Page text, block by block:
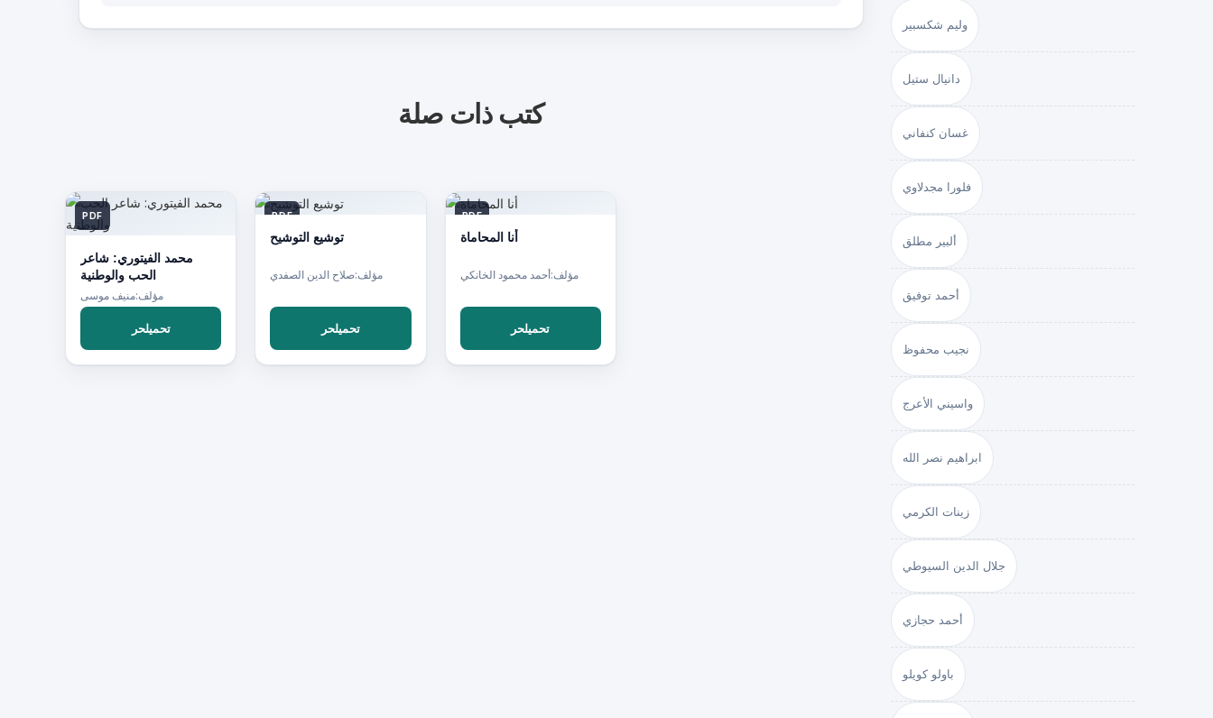
كتب ذات صلة
PDF
محمد الفيتوري: شاعر
الحب والوطنية
مؤلف:منيف موسى
تحميلحر
PDF
توشيع التوشيح
مؤلف:صلاح الدين الصفدي
تحميلحر
PDF
أنا المحاماة
مؤلف:أحمد محمود الخانكي
تحميلحر
وليم شكسبير
دانيال ستيل
غسان كنفاني
فلورا مجدلاوي
ألبير مطلق
أحمد توفيق
نجيب محفوظ
واسيني الأعرج
ابراهيم نصر الله
زينات الكرمي
جلال الدين السيوطي
أحمد حجازي
باولو كويلو